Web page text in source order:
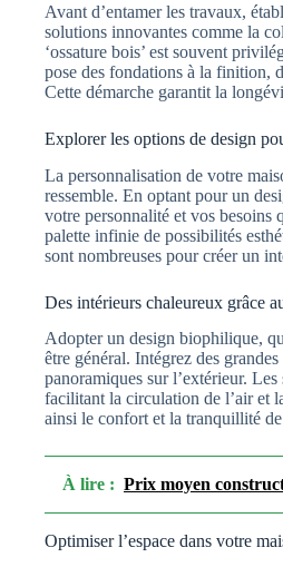
Avant d’entamer les travaux,
solutions innovantes comme la
‘ossature bois’ est souvent
pose des fondations à la finition,
Cette démarche garantit la
Explorer les options de design
La personnalisation de votre
ressemble. En optant pour un
votre personnalité et vos besoins
palette infinie de possibilités
sont nombreuses pour créer un
Des intérieurs chaleureux grâce
Adopter un design biophilique,
être général. Intégrez des
panoramiques sur l’extérieur.
facilitant la circulation de l’air et
ainsi le confort et la tranquillité
À lire : Prix moyen
Optimiser l’espace dans votre